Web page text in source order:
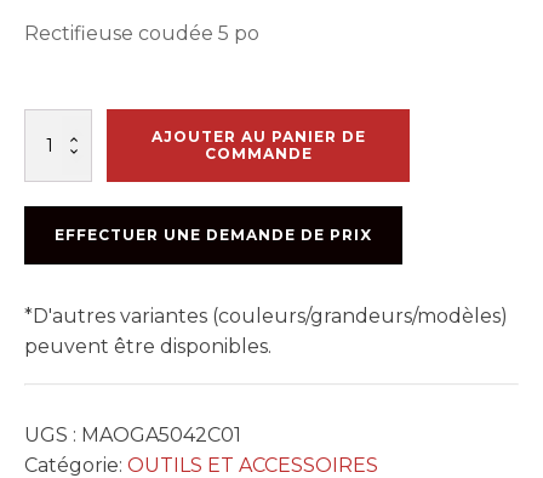
Rectifieuse coudée 5 po
RECTIFIEUSE
VITESSE
VARIABLE
AJOUTER AU PANIER DE
COMMANDE
EFFECTUER UNE DEMANDE DE PRIX
*D'autres variantes (couleurs/grandeurs/modèles)
peuvent être disponibles.
UGS : MAOGA5042C01
Catégorie: OUTILS ET ACCESSOIRES